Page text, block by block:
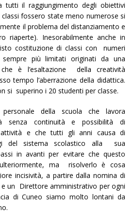
tutti il raggiungimento degli obiettivi
fossero state meno numerose si
il problema del distanziamento e
riaperte). Inesorabilmente anche in
costituzione di classi con numeri
più limitati originati da una
è l’esaltazione della creatività
tempo l’aberrazione della didattica.
si superino i 20 studenti per classe.
della scuola che lavora
senza continuità e possibilità di
e che tutti gli anni causa di
del sistema scolastico alla sua
in avanti per evitare che questo
ma risolverlo è cosa
incisività, a partire dalla nomina di
un Direttore amministrativo per ogni
di Cuneo siamo molto lontani da